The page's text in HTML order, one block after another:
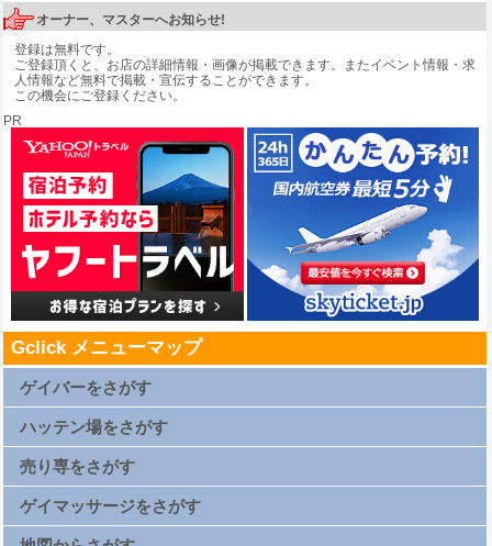
オーナー、マスターへお知らせ!
登録は無料です。
ご登録頂くと、お店の詳細情報・画像が掲載できます。またイベント情報・求
人情報など無料で掲載・宣伝することができます。
この機会にご登録ください。
PR
Gclick メニューマップ
ゲイバーをさがす
札幌ゲイバー一覧
上野ゲイバー一覧
新橋ゲイバー一覧
新宿2丁目ゲイバー一覧
名古屋ゲイバー一覧
大阪キタゲイバー一覧
大阪新世界ゲイバー一覧
ハッテン場をさがす
札幌ハッテン場一覧
上野ハッテン場一覧
新橋ハッテン場一覧
新宿2丁目ハッテン場一覧
名古屋ハッテン場一覧
売り専をさがす
札幌売り専一覧
上野売り専一覧
新橋売り専一覧
ゲイマッサージをさがす
札幌ゲイマッサージ一覧